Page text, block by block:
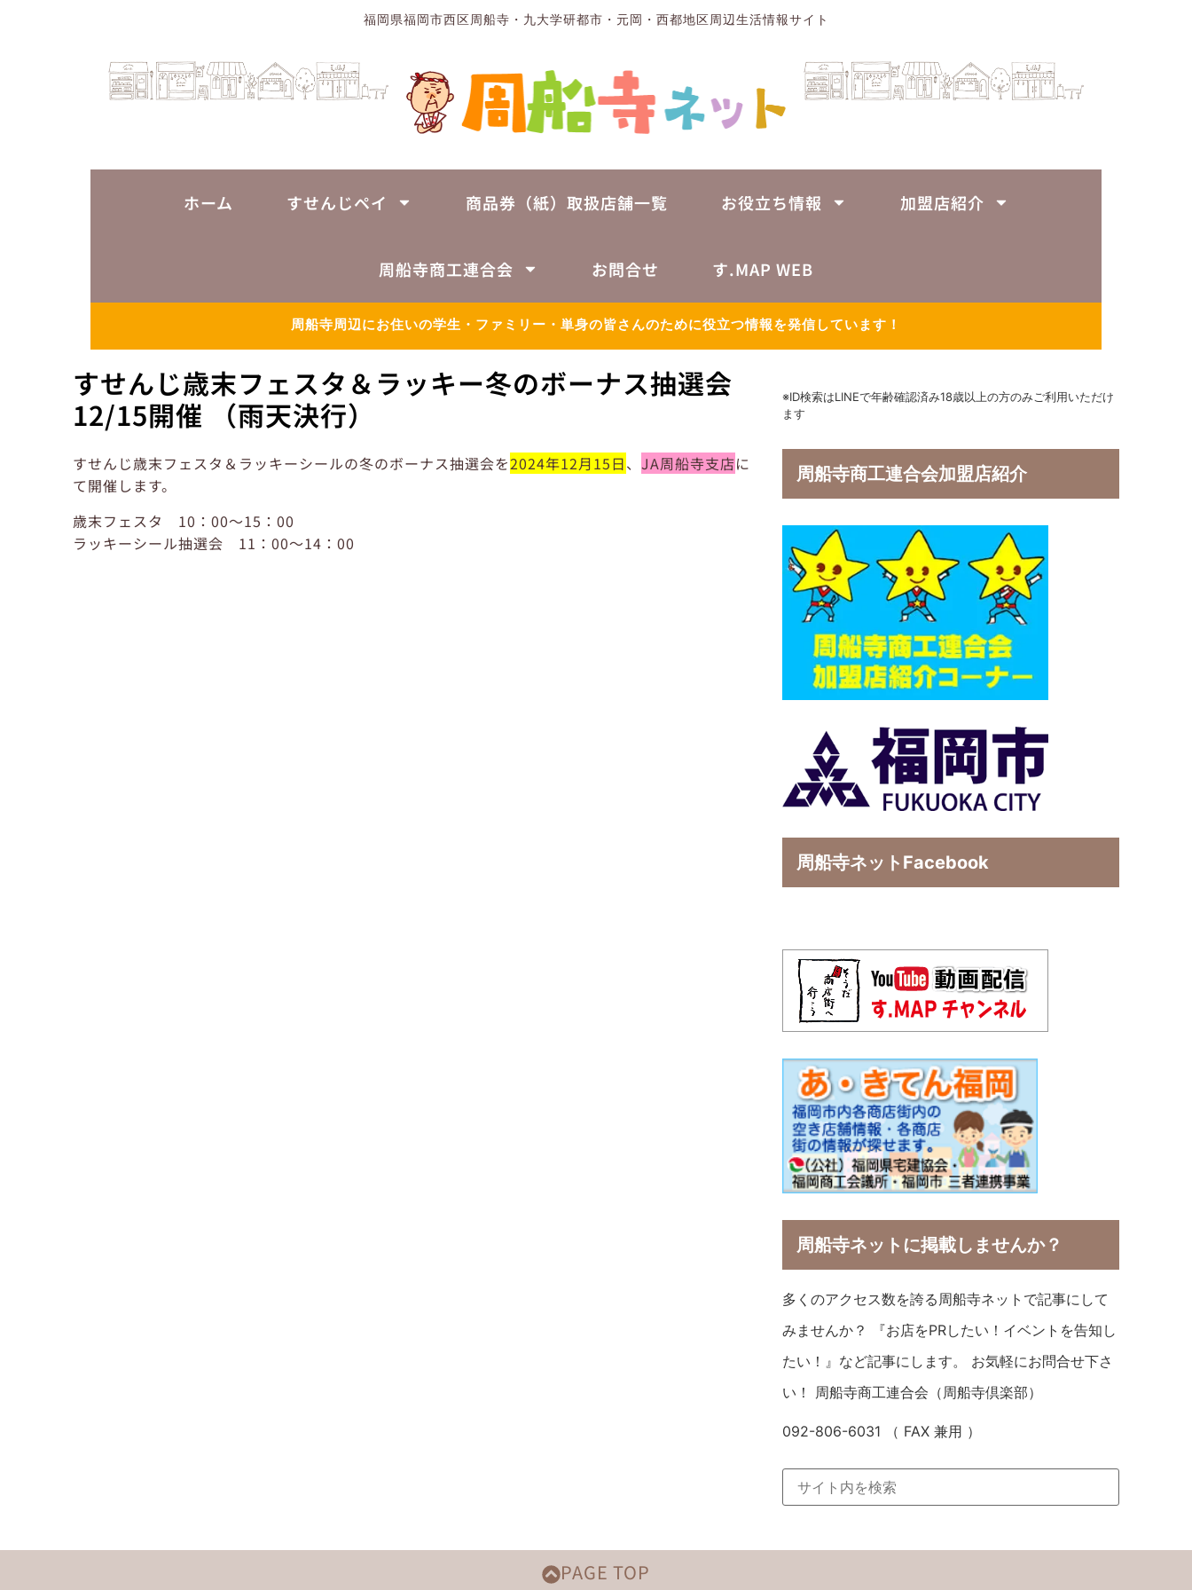
福岡県福岡市西区周船寺・九大学研都市・元岡・西都地区周辺生活情報サイト
ホーム すせんじペイ 商品券（紙）取扱店舗一覧 お役立ち情報 加盟店紹介
周船寺商工連合会 お問合せ す.MAP WEB
周船寺周辺にお住いの学生・ファミリー・単身の皆さんのために役立つ情報を発信しています！
すせんじ歳末フェスタ＆ラッキー冬のボーナス抽選会
12/15開催 （雨天決行）
すせんじ歳末フェスタ＆ラッキーシールの冬のボーナス抽選会を2024年12月15日、 JA周船寺支店に
て開催します。
歳末フェスタ 10：00～15：00
ラッキーシール抽選会 11：00～14：00
※ID検索はLINEで年齢確認済み18歳以上の方のみご利用いただけ
ます
周船寺商工連合会加盟店紹介
周船寺ネットFacebook
周船寺ネットに掲載しませんか？
多くのアクセス数を誇る周船寺ネットで記事にして
みませんか？ 『お店をPRしたい！イベントを告知し
たい！』など記事にします。 お気軽にお問合せ下さ
い！ 周船寺商工連合会（周船寺倶楽部）
092-806-6031 （ FAX 兼用 ）
PAGE TOP